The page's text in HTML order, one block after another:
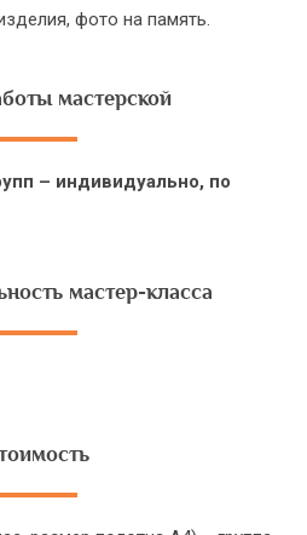
фото на память.
мастерской
– индивидуально, по
мастер-класса